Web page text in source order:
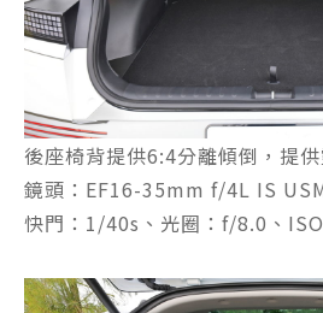
後座椅背提供6:4分離傾倒，提
鏡頭：EF16-35mm f/4L IS
快門：1/40s、光圈：f/8.0、